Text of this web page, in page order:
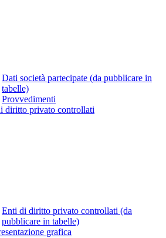
Dati società partecipate (da pubblicare in
tabelle)
Provvedimenti
diritto privato controllati
Enti di diritto privato controllati (da
pubblicare in tabelle)
grafica